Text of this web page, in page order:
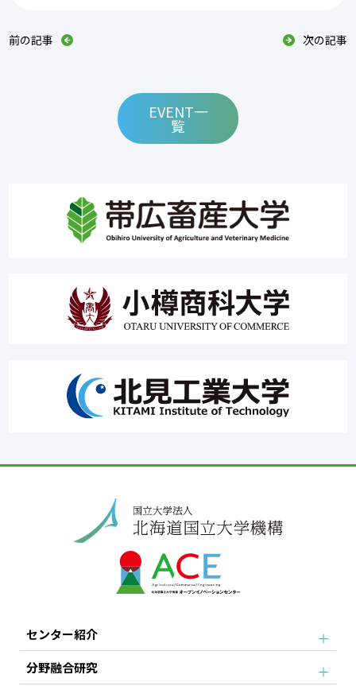
前の記事 次の記事
EVENT一
覧
センター紹介
分野融合研究